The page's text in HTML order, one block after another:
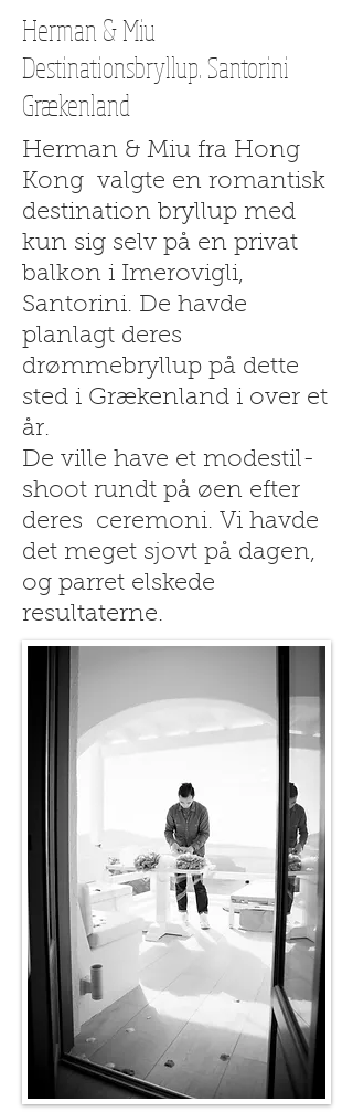
Herman & Miu
Destinationsbryllup. Santorini
Grækenland
Herman & Miu fra Hong
Kong valgte en romantisk
destination bryllup med
kun sig selv på en privat
balkon i Imerovigli,
Santorini. De havde
planlagt deres
drømmebryllup på dette
sted i Grækenland i over et
år.
De ville have et modestil-
shoot rundt på øen efter
deres
ceremoni. Vi havde
det meget sjovt på dagen,
og parret elskede
resultaterne.